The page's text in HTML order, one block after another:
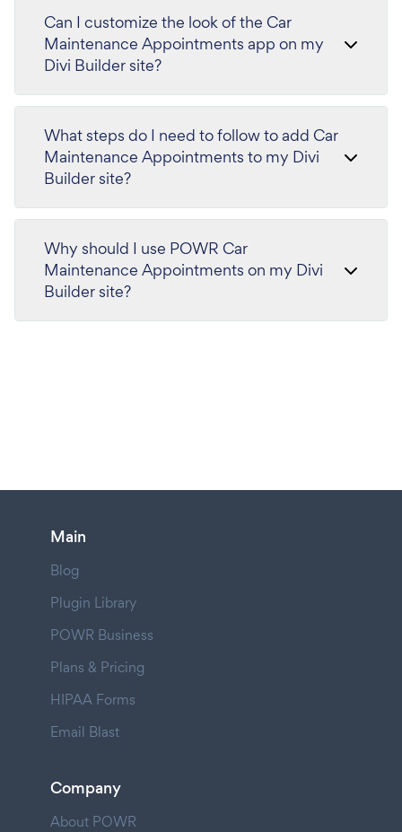
Can I customize the look of the Car
Maintenance Appointments app on my
Divi Builder site?
What steps do I need to follow to add Car
Maintenance Appointments to my Divi
Builder site?
Why should I use POWR Car
Maintenance Appointments on my Divi
Builder site?
Main
Blog
Plugin Library
POWR Business
Plans & Pricing
HIPAA Forms
Email Blast
Company
About POWR